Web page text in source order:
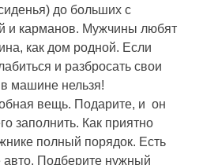
до больших с
и карманов. Мужчины любят
как дом родной. Если
и разбросать свои
машине нельзя!
вещь. Подарите, и он
заполнить. Как приятно
полный порядок. Есть
авто. Подберите нужный